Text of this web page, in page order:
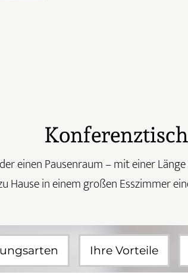
einen Pausenraum – mit einer
Hause in einem großen Esszimmer
Ihre Vorteile